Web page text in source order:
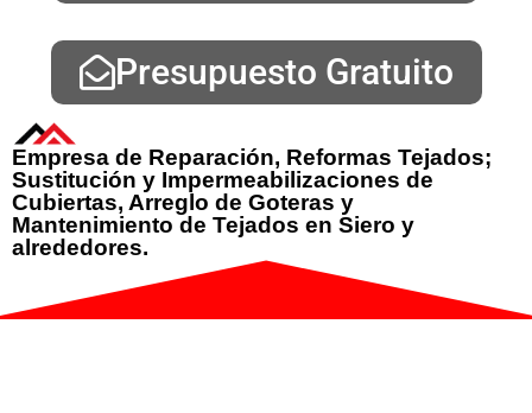
Presupuesto Gratuito
Empresa de Reparación, Reformas Tejados;
Sustitución y Impermeabilizaciones de
Cubiertas, Arreglo de Goteras y
Mantenimiento de Tejados en Siero y
alrededores.